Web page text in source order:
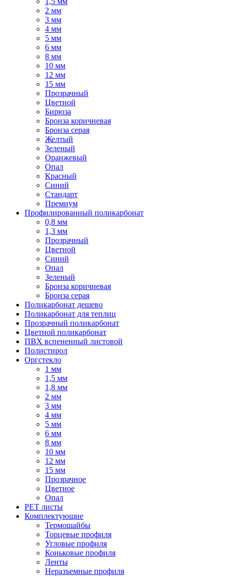
2 мм
3 мм
4 мм
5 мм
6 мм
8 мм
10 мм
12 мм
15 мм
Прозрачный
Цветной
Бирюза
Бронза коричневая
Бронза серая
Желтый
Зеленый
Оранжевый
Опал
Красный
Синий
Стандарт
Премиум
Профилированный поликарбонат
0,8 мм
1,3 мм
Прозрачный
Цветной
Синий
Опал
Зеленый
Бронза коричневая
Бронза серая
Поликарбонат дешево
Поликарбонат для теплиц
Прозрачный поликарбонат
Цветной поликарбонат
ПВХ вспененный листовой
Полистирол
Оргстекло
1 мм
1,5 мм
1,8 мм
2 мм
3 мм
4 мм
5 мм
6 мм
8 мм
10 мм
12 мм
15 мм
Прозрачное
Цветное
Опал
PET листы
Комплектующие
Термошайбы
Торцевые профиля
Угловые профиля
Коньковые профиля
Ленты
Неразъемные профиля